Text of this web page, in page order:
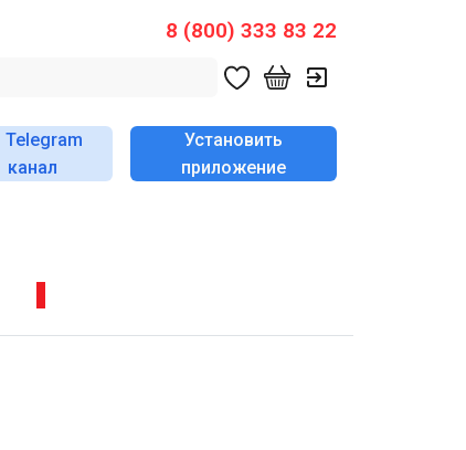
8 (800) 333 83 22
Telegram
канал
Установить
приложение